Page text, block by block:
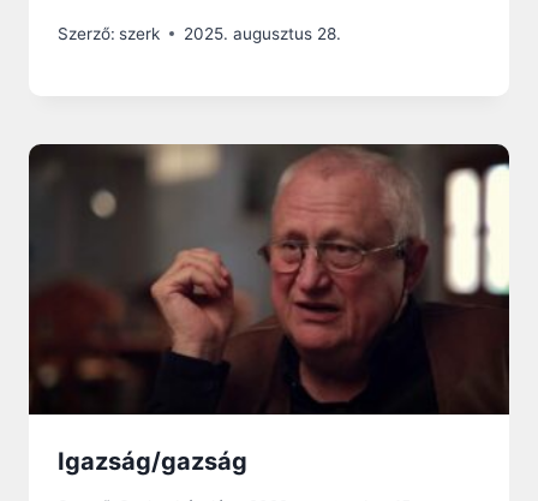
Szerző: szerk 2025. augusztus 28.
Igazság/gazság